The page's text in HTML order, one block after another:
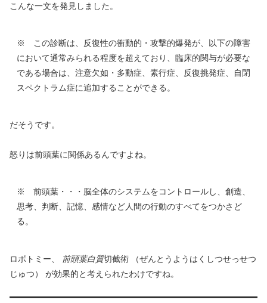
こんな一文を発見しました。
※ この診断は、反復性の衝動的・攻撃的爆発が、以下の障害
において通常みられる程度を超えており、臨床的関与が必要な
である場合は、注意欠如・多動症、素行症、反復挑発症、自閉
スペクトラム症に追加することができる。
だそうです。
怒りは前頭葉に関係あるんですよね。
※ 前頭葉・・・脳全体のシステムをコントロールし、創造、
思考、判断、記憶、感情など人間の行動のすべてをつかさど
る。
ロボトミー、 前頭葉白質切截術 （ぜんとうようはくしつせっせつ
じゅつ） が効果的と考えられたわけですね。